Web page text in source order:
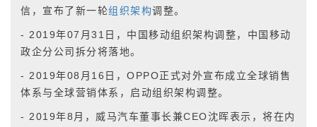
信，宣布了新一轮组织架构调整。
- 2019年07月31日，中国移动组织架构调整，中国移动
政企分公司拆分将落地。
- 2019年08月16日，OPPO正式对外宣布成立全球销售
体系与全球营销体系，启动组织架构调整。
- 2019年8月，威马汽车董事长兼CEO沈晖表示，将在内